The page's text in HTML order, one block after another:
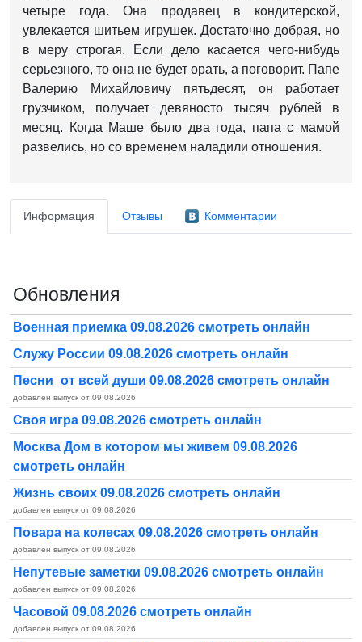
четыре года. Она продавец в кондитерской,
увлекается шитьем игрушек. Достаточно добрая, но
в меру строгая. Если дело касается чего-нибудь
серьезного, то она не будет орать, а поговорит. Папе
Валерию Михайловичу пятьдесят, он работает
грузчиком, получает девяносто тысяч рублей в
месяц. Когда Маше было два года, папа с мамой
развелись, но со временем наладили отношения.
Информация Отзывы Комментарии
Обновления
Военная приемка 09.08.2026 смотреть онлайн
Служу России 09.08.2026 смотреть онлайн
Песни_от всей души 09.08.2026 смотреть онлайн
добавлен выпуск от 09.08.2026
Своя игра 09.08.2026 смотреть онлайн
Москва Дом в котором мы живем 09.08.2026
смотреть онлайн
Жизнь своих 09.08.2026 смотреть онлайн
добавлен выпуск от 09.08.2026
Повара на колесах 09.08.2026 смотреть онлайн
добавлен выпуск от 09.08.2026
Непутевые заметки 09.08.2026 смотреть онлайн
добавлен выпуск от 09.08.2026
Часовой 09.08.2026 смотреть онлайн
добавлен выпуск от 09.08.2026